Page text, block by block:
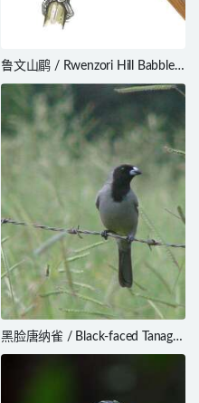
鲁文山鹛 / Rwenzori Hill Babbler
/ Sylvia atriceps
黑脸唐纳雀 / Black-faced Tanager
/ Schistochlamys melanopis